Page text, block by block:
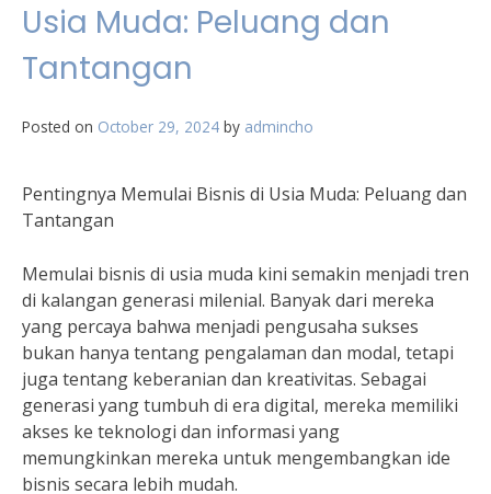
Usia Muda: Peluang dan
Tantangan
Posted on October 29, 2024 by admincho
Pentingnya Memulai Bisnis di Usia Muda: Peluang dan
Tantangan
Memulai bisnis di usia muda kini semakin menjadi tren
di kalangan generasi milenial. Banyak dari mereka
yang percaya bahwa menjadi pengusaha sukses
bukan hanya tentang pengalaman dan modal, tetapi
juga tentang keberanian dan kreativitas. Sebagai
generasi yang tumbuh di era digital, mereka memiliki
akses ke teknologi dan informasi yang
memungkinkan mereka untuk mengembangkan ide
bisnis secara lebih mudah.